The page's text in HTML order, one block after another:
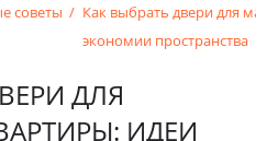
советы
Как выбрать двери для
экономии пространства
ДЛЯ
ИДЕИ